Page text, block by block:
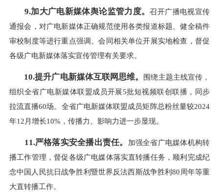
9.加大广电新媒体舆论监管力度。召开广播电视宣传
通报会，对广电新媒体正确规范使用各类报道标题、健全稿件
审校制度等进行重点强调。会同相关单位开展实地检查，督促
各级广电新媒体落实宣传管理有关要求。
10.提升广电新媒体互联网思维。 围绕主题主线宣传，
组织全省广电新媒体联盟成员开展5批短视频联创联播，同步
拉流直播60场。全省广电新媒体联盟成员矩阵总粉丝量较2024
年12月增长10%，传播力、影响力进一步显现。
11.严格落实安全播出责任。
加强全省广电媒体机构转
播工作管理，督促各级广电媒体落实直转播任务，顺利完成纪
念中国人民抗日战争胜利暨世界反法西斯战争胜利80周年等重
大直转播工作。